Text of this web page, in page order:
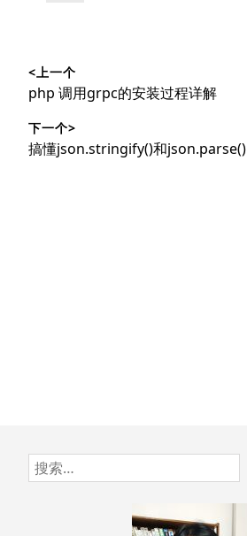
章
导
航
<上一个
上
文
章：
php 调用grpc的安装过程详解
下一个>
下
搞懂json.stringify()和json.parse()
跳
至
搜
索：